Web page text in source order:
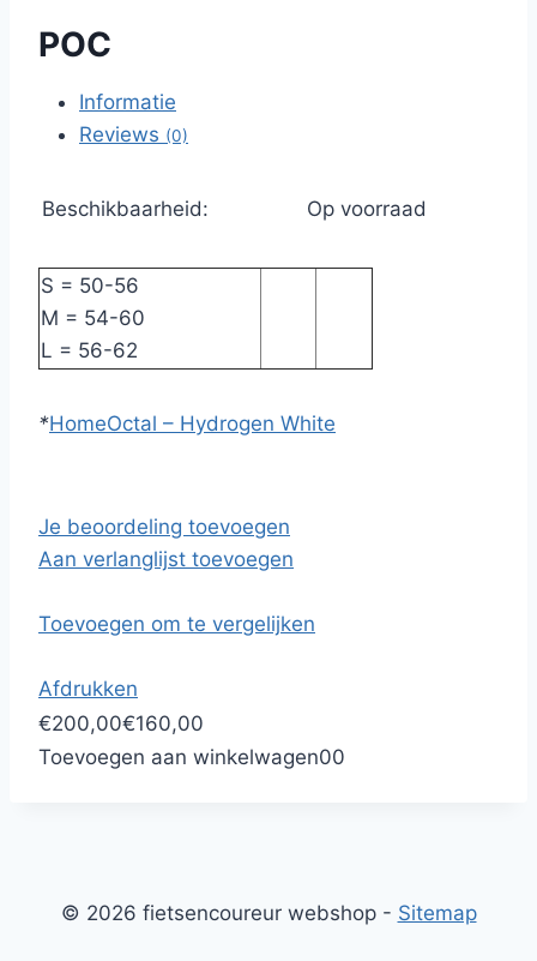
POC
Informatie
Reviews (0)
Beschikbaarheid: Op voorraad
S = 50-56
M = 54-60
L = 56-62
*HomeOctal – Hydrogen White
Je beoordeling toevoegen
Aan verlanglijst toevoegen
Toevoegen om te vergelijken
Afdrukken
€200,00€160,00
Toevoegen aan winkelwagen00
© 2026 fietsencoureur webshop - Sitemap